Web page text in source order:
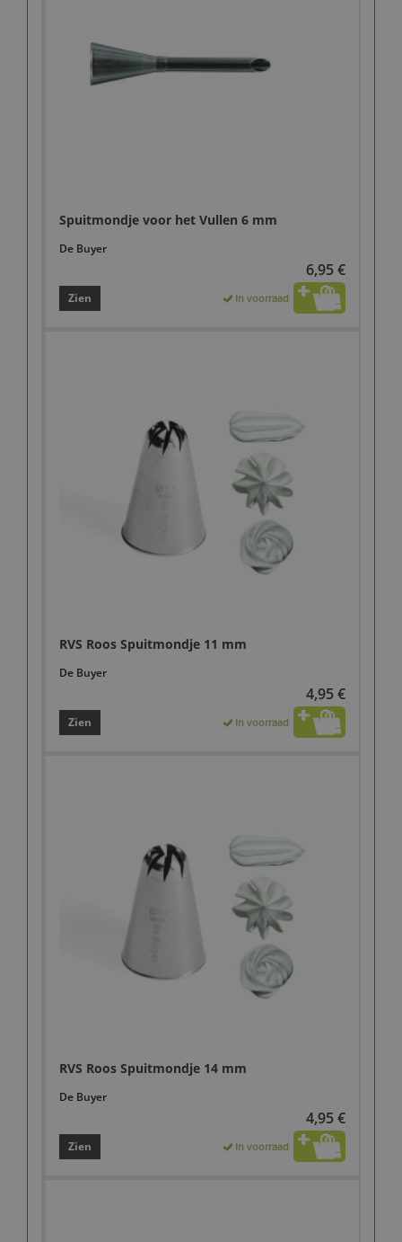
Spuitmondje voor het Vullen 6 mm
De Buyer
6,95 €
Zien In voorraad
RVS Roos Spuitmondje 11 mm
De Buyer
4,95 €
Zien In voorraad
RVS Roos Spuitmondje 14 mm
De Buyer
4,95 €
Zien In voorraad